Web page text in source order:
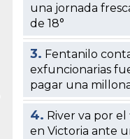
una jornada
de 18°
3. Fentanilo
exfuncionarias
pagar una
4. River va por
en Victoria ante